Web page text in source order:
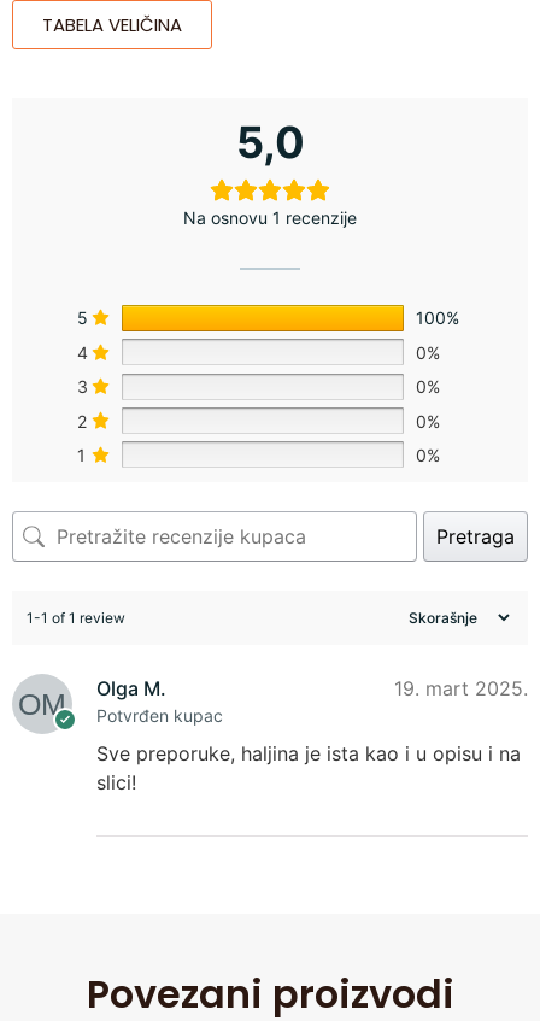
TABELA VELIČINA
5,0
Na osnovu 1 recenzije
5
100%
4
0%
3
0%
2
0%
1
0%
Pretraga
1-1 of 1 review
Olga M.
Potvrđen kupac
19. mart 2025.
Sve preporuke, haljina je ista kao i u opisu i na
slici!
Povezani proizvodi